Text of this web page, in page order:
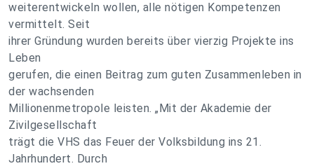
weiterentwickeln wollen, alle nötigen Kompetenzen
vermittelt. Seit
ihrer Gründung wurden bereits über vierzig Projekte ins
Leben
gerufen, die einen Beitrag zum guten Zusammenleben in
der wachsenden
Millionenmetropole leisten. „Mit der Akademie der
Zivilgesellschaft
trägt die VHS das Feuer der Volksbildung ins 21.
Jahrhundert. Durch